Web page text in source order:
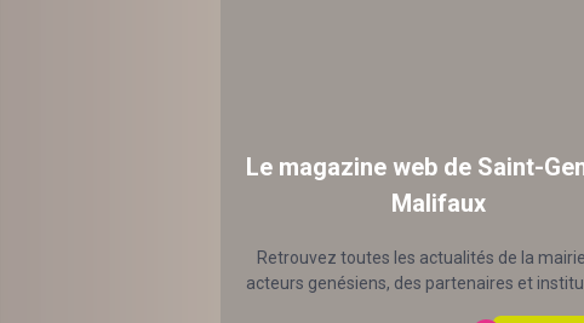
Le magazine web de Saint-
Malifaux
Retrouvez toutes les actualités de la
acteurs genésiens, des partenaires et